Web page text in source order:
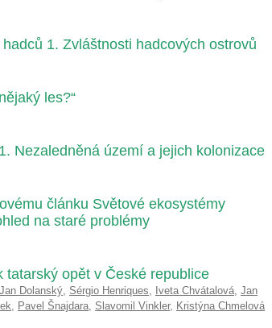
1. Zvláštnosti hadcových ostrovů
les?“
Nezaledněná území a jejich kolonizace
článku Světové ekosystémy
na staré problémy
opět v České republice
Jan Dolanský, Sérgio Henriques, Iveta Chvátalová, Jan
, Pavel Šnajdara, Slavomil Vinkler, Kristýna Chmelová